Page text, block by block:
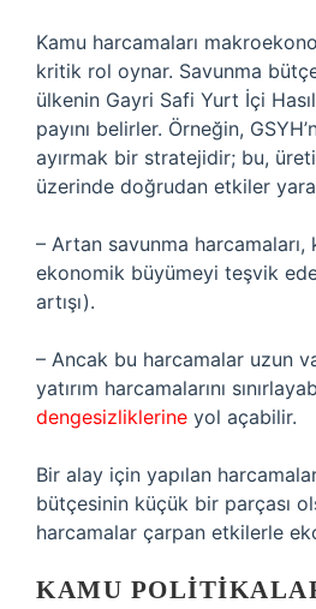
Kamu harcamaları
kritik rol oynar. Savunma
ülkenin Gayri Safi Yurt İçi
payını belirler. Örneğin,
ayırmak bir stratejidir; bu,
üzerinde doğrudan etkiler
– Artan savunma harcamaları,
ekonomik büyümeyi teşvik
artışı).
– Ancak bu harcamalar uzun
yatırım harcamalarını
dengesizliklerine yol açabilir.
Bir alay için yapılan
bütçesinin küçük bir parçası
harcamalar çarpan etkilerle
KAMU